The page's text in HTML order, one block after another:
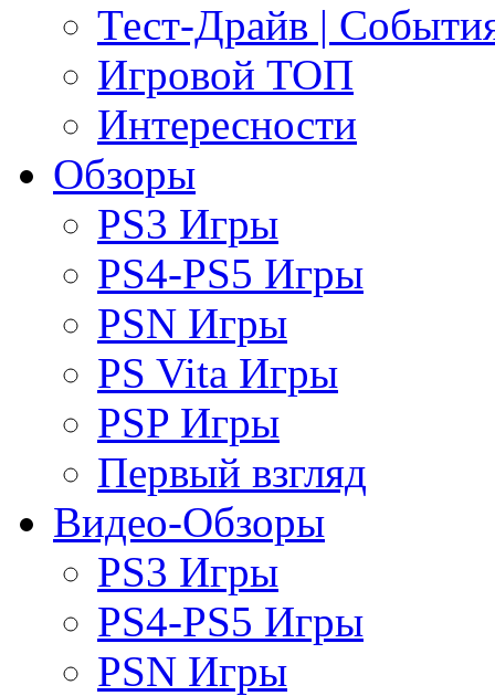
Тест-Драйв |
Игровой ТОП
Интересности
Обзоры
PS3 Игры
PS4-PS5 Игры
PSN Игры
PS Vita Игры
PSP Игры
Первый взгляд
Видео-Обзоры
PS3 Игры
PS4-PS5 Игры
PSN Игры